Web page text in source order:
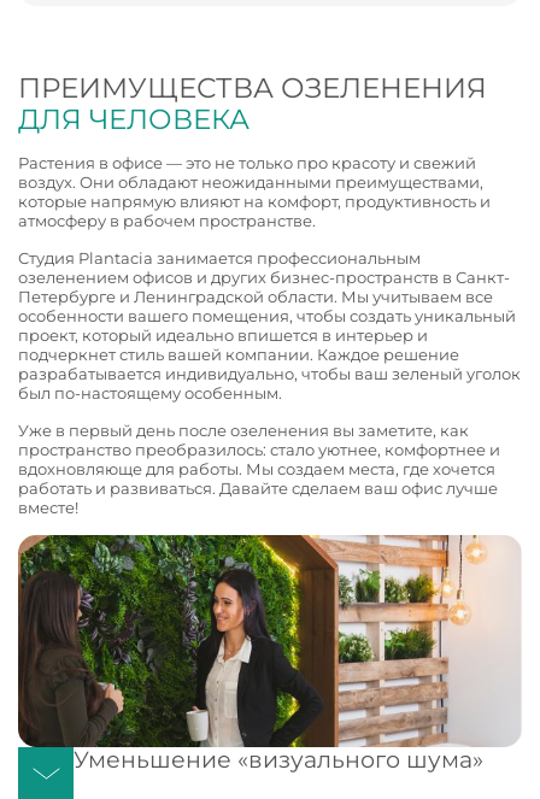
ПРЕИМУЩЕСТВА ОЗЕЛЕНЕНИЯ
ДЛЯ ЧЕЛОВЕКА
Растения в офисе — это не только про красоту и свежий
воздух. Они обладают неожиданными преимуществами,
которые напрямую влияют на комфорт, продуктивность и
атмосферу в рабочем пространстве.
Студия Plantacia занимается профессиональным
озеленением офисов и других бизнес-пространств в Санкт-
Петербурге и Ленинградской области. Мы учитываем все
особенности вашего помещения, чтобы создать уникальный
проект, который идеально впишется в интерьер и
подчеркнет стиль вашей компании. Каждое решение
разрабатывается индивидуально, чтобы ваш зеленый уголок
был по-настоящему особенным.
Уже в первый день после озеленения вы заметите, как
пространство преобразилось: стало уютнее, комфортнее и
вдохновляюще для работы. Мы создаем места, где хочется
работать и развиваться. Давайте сделаем ваш офис лучше
вместе!
Уменьшение «визуального шума»